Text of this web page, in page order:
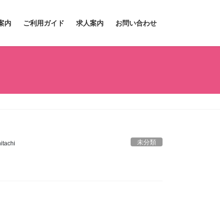
内 ご利用ガイド 求人案内 お問い合わせ
未分類